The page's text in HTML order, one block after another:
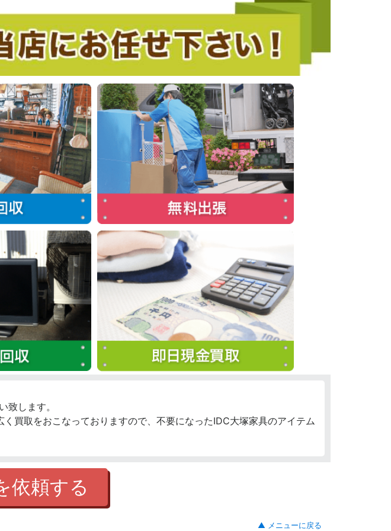
します。
買取をおこなっておりますので、不要になったIDC大塚家具のアイテム
依頼する
▲ メニューに戻る